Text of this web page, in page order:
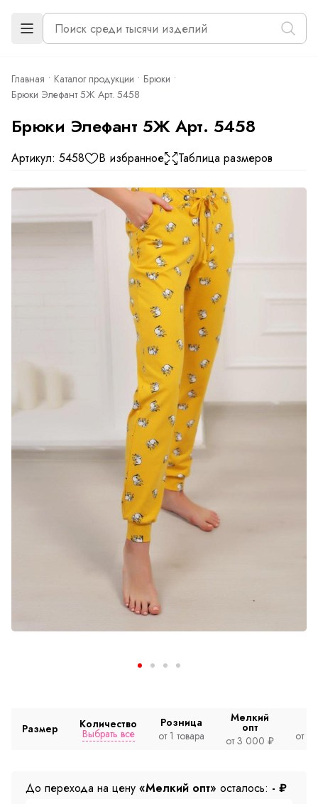
Главная Каталог продукции
Брюки
Брюки Элефант 5Ж Арт. 5458
Брюки Элефант 5Ж Арт. 5458
Артикул: 5458 В избранное Таблица размеров
Размер Количество
Выбрать все
Розница
от 1 товара
Мелкий
опт
от 3 000 ₽
от
До перехода на цену «Мелкий опт» осталось: - ₽